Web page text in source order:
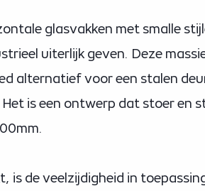
glasvakken met smalle
uiterlijk geven. Deze
alternatief voor een stalen
is een ontwerp dat stoer en
is de veelzijdigheid in